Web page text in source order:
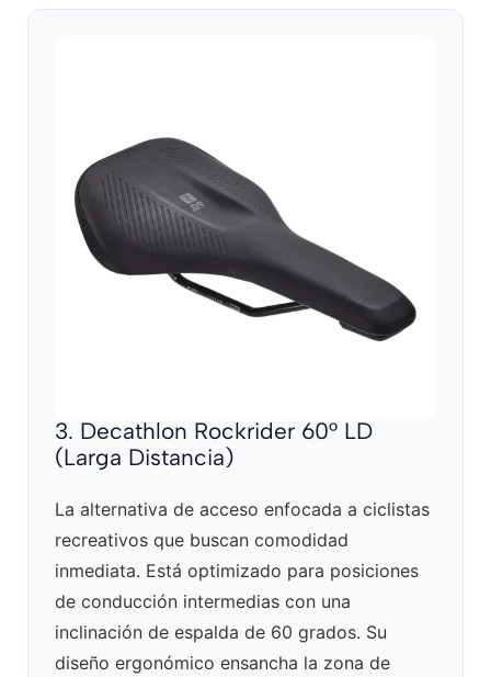
3. Decathlon Rockrider 60° LD
(Larga Distancia)
La alternativa de acceso enfocada a ciclistas
recreativos que buscan comodidad
inmediata. Está optimizado para posiciones
de conducción intermedias con una
inclinación de espalda de 60 grados. Su
diseño ergonómico ensancha la zona de